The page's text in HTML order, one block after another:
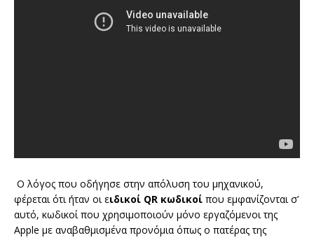
Ο λόγος που οδήγησε στην απόλυση του μηχανικού,
φέρεται ότι ήταν οι ειδικοί QR κωδικοί που εμφανίζονται σ’
αυτό, κωδικοί που χρησιμοποιούν μόνο εργαζόμενοι της
Apple με αναβαθμισμένα προνόμια όπως ο πατέρας της